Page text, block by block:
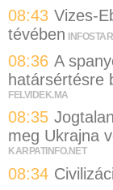
08:43 Vizes-
tévében
08:36 A
határsértésre
FELVIDEK.MA
08:35
meg Ukrajna
KARPATINFO.NET
08:34